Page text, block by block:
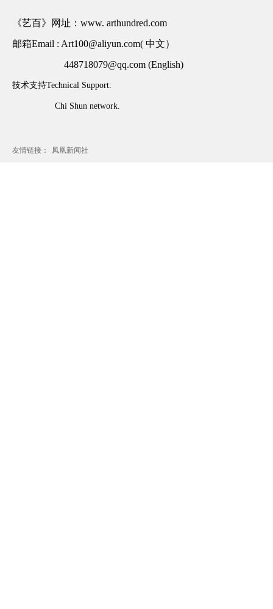
《艺百》网址：www. arthundred.com
邮箱Email : Art100@aliyun.com( 中文）
448718079@qq.com (English)
技术支持Technical Support:
Chi Shun network.
友情链接： 凤凰新闻社